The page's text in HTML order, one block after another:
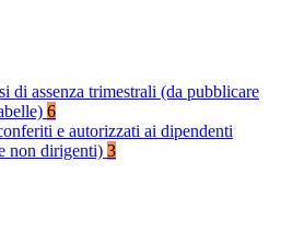
di assenza trimestrali (da pubblicare
6
e autorizzati ai dipendenti
non dirigenti) 3